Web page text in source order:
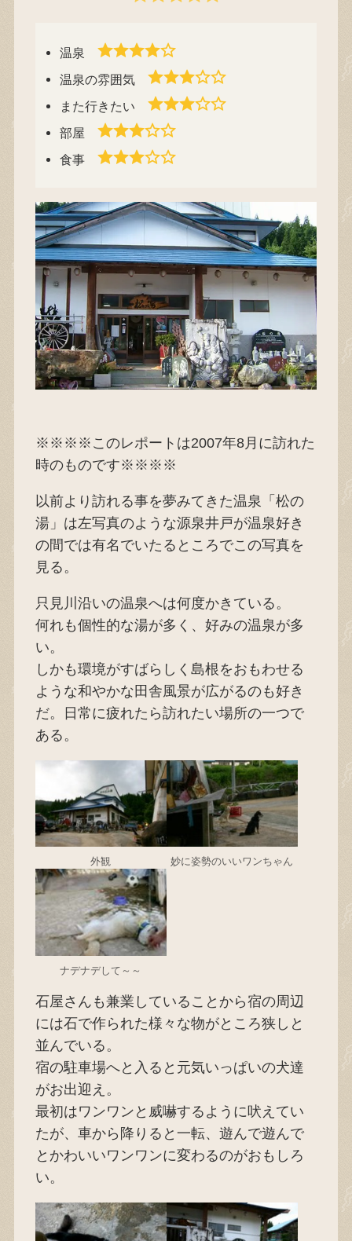
温泉
温泉の雰囲気
また行きたい
部屋
食事
※※※※このレポートは2007年8月に訪れた
時のものです※※※※
以前より訪れる事を夢みてきた温泉「松の
湯」は左写真のような源泉井戸が温泉好き
の間では有名でいたるところでこの写真を
見る。
只見川沿いの温泉へは何度かきている。
何れも個性的な湯が多く、好みの温泉が多
い。
しかも環境がすばらしく島根をおもわせる
ような和やかな田舎風景が広がるのも好き
だ。日常に疲れたら訪れたい場所の一つで
ある。
外観 妙に姿勢のいいワンちゃん
ナデナデして～～
石屋さんも兼業していることから宿の周辺
には石で作られた様々な物がところ狭しと
並んでいる。
宿の駐車場へと入ると元気いっぱいの犬達
がお出迎え。
最初はワンワンと威嚇するように吠えてい
たが、車から降りると一転、遊んで遊んで
とかわいいワンワンに変わるのがおもしろ
い。